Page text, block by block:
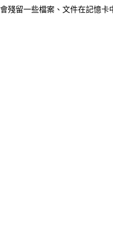
殘留一些檔案、文件在記憶卡